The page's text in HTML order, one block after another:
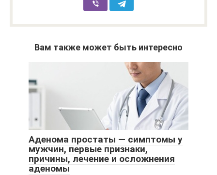
Вам также может быть интересно
Аденома простаты — симптомы у
мужчин, первые признаки,
причины, лечение и осложнения
аденомы